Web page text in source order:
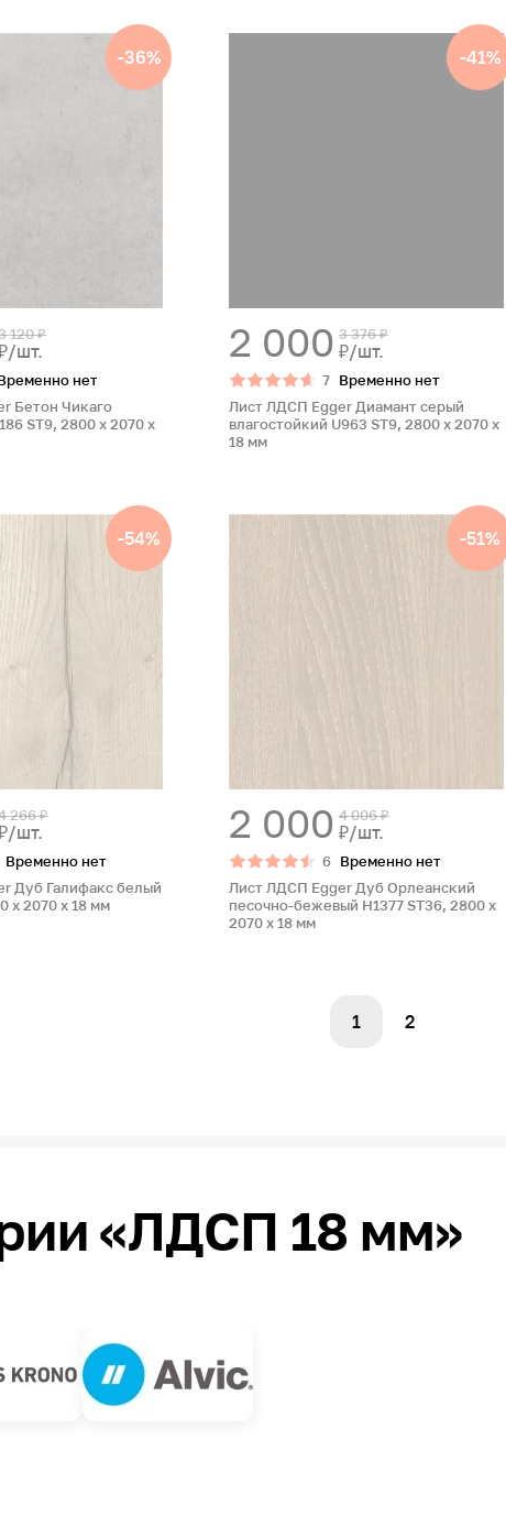
-36%
120 ₽
шт.
нет
Бетон Чикаго
ST9, 2800 x 2070 x
-41%
3 376 ₽
2 000 ₽/шт.
7 Временно нет
Лист ЛДСП Egger Диамант серый
влагостойкий U963 ST9, 2800 x 2070 x
18 мм
-54%
266 ₽
шт.
Временно нет
Дуб Галифакс белый
x 2070 x 18 мм
-51%
4 006 ₽
2 000 ₽/шт.
6 Временно нет
Лист ЛДСП Egger Дуб Орлеанский
песочно-бежевый H1377 ST36, 2800 x
2070 x 18 мм
1 2
«ЛДСП 18 мм»